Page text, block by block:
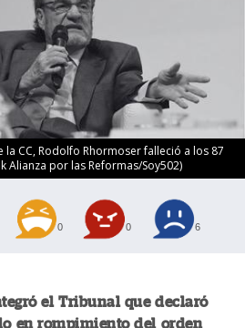
CC, Rodolfo Rhormoser falleció a los 87
Alianza por las Reformas/Soy502)
0 0 6
el Tribunal que declaró
en rompimiento del orden